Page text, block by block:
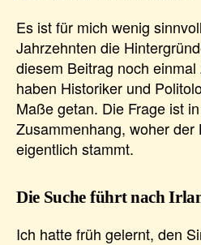
Es ist für mich wenig
Jahrzehnten die
diesem Beitrag noch
haben Historiker und
Maße getan. Die Frage ist
Zusammenhang, woher der
eigentlich stammt.
Die Suche führt nach
Ich hatte früh gelernt, den